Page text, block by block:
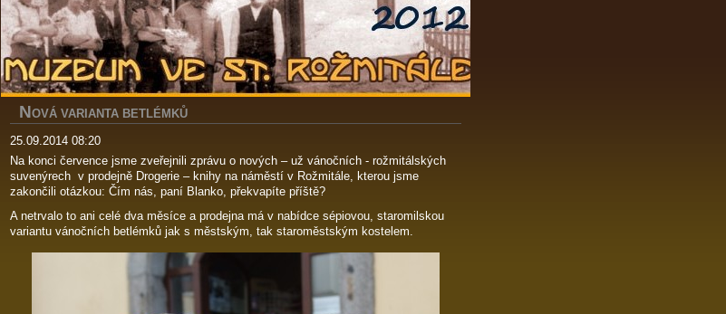
NOVÁ VARIANTA BETLÉMKŮ
25.09.2014 08:20
Na konci července jsme zveřejnili zprávu o nových – už vánočních - rožmitálských
suvenýrech v prodejně Drogerie – knihy na náměstí v Rožmitále, kterou jsme
zakončili otázkou: Čím nás, paní Blanko, překvapíte příště?
A netrvalo to ani celé dva měsíce a prodejna má v nabídce sépiovou, staromilskou
variantu vánočních betlémků jak s městským, tak staroměstským kostelem.